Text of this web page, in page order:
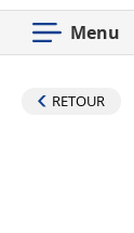
Menu
RETOUR